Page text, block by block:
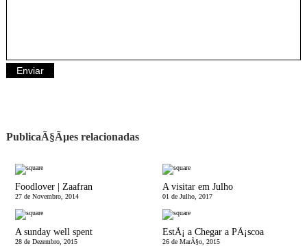
PublicaÃ§Ãµes relacionadas
Foodlover | Zaafran
27 de Novembro, 2014
A visitar em Julho
01 de Julho, 2017
A sunday well spent
28 de Dezembro, 2015
EstÃ¡ a Chegar a PÃ¡scoa
26 de MarÃ§o, 2015